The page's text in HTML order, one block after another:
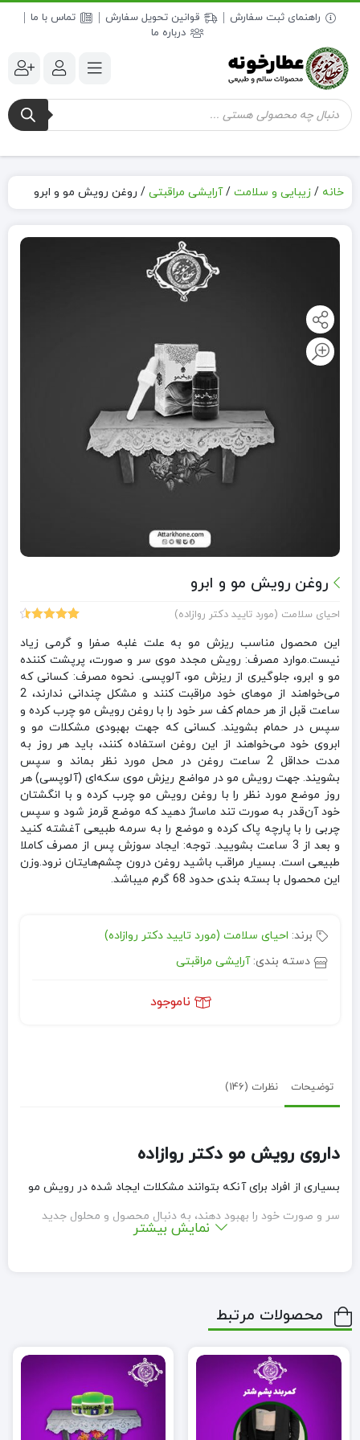
راهنمای ثبت سفارش قوانین تحویل سفارش
تماس با ما
درباره ما
جستجوی
محصولات
خانه / زیبایی و سلامت /آرایشی مراقبتی / روغن رویش مو و ابرو
روغن رویش مو و ابرو
احیای سلامت (مورد تایید دکتر روازاده)
4.50
از 5
امتیازدهی
مشتری
این محصول مناسب ریزش مو به علت غلبه صفرا و گرمی زیاد
نیست.موارد مصرف: رویش مجدد موی سر و صورت، پرپشت کننده
مو و ابرو، جلوگیری از ریزش مو، آلوپسی. نحوه مصرف: کسانی که
می‌خواهند از موهای خود مراقبت کنند و مشکل چندانی ندارند، 2
ساعت قبل از هر حمام کف سر خود را با روغن رویش مو چرب کرده و
سپس در حمام بشویند. کسانی که جهت بهبودی مشکلات مو و
ابروی خود می‌خواهند از این روغن استفاده کنند، باید هر روز به
مدت حداقل 2 ساعت روغن در محل مورد نظر بماند و سپس
بشویند. جهت رویش مو در مواضع ریزش موی سکه‌ای (آلوپسی) هر
روز موضع مورد نظر را با روغن رویش مو چرب کرده و با انگشتان
خود آن‌قدر به صورت تند ماساژ دهید که موضع قرمز شود و سپس
چربی را با پارچه پاک کرده و موضع را به سرمه طبیعی آغشته کنید
و بعد از 3 ساعت بشویید. توجه: ایجاد سوزش پس از مصرف کاملا
طبیعی است. بسیار مراقب باشید روغن درون چشم‌هایتان نرود.وزن
این محصول با بسته بندی حدود 68 گرم میباشد.
برند: احیای سلامت (مورد تایید دکتر روازاده)
دسته بندی:آرایشی مراقبتی
ناموجود
توضیحات نظرات (146)
داروی رویش مو دکتر روازاده
بسیاری از افراد برای آنکه بتوانند مشکلات ایجاد شده در رویش مو
سر و صورت خود را بهبود دهند، به دنبال محصول و محلول جدید
تهیه شده است و از مجموعه داروهایی است که حکیم روازاده
محصول نهایی آن را در مجموعه احیا سلامت تهیه کرده‌اند.
رویش مجدد موی سر و صورت، پرپشت شدن مو، جلوگیری از ریزش
مو و درمان آلوپسی دلایلی هستند که شما را به سمت خرید داروی
نمایش بیشتر
محصولات مرتبط